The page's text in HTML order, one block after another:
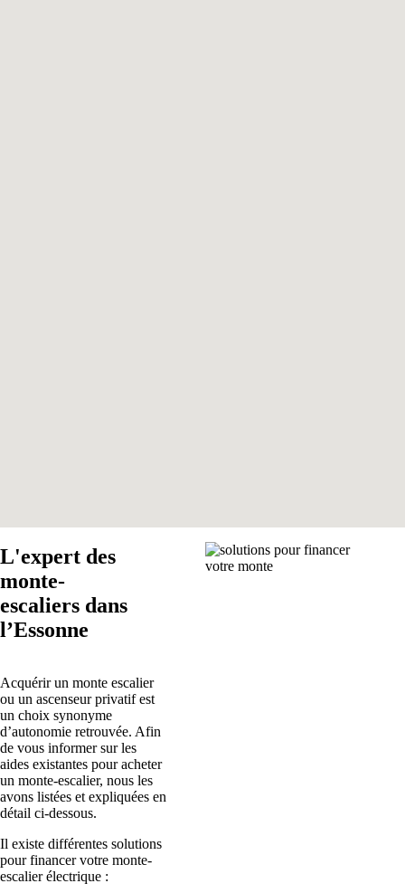
L'expert des
monte-
escaliers dans
l’Essonne
Acquérir un monte escalier
ou un ascenseur privatif est
un choix synonyme
d’autonomie retrouvée. Afin
de vous informer sur les
aides existantes pour acheter
un monte-escalier, nous les
avons listées et expliquées en
détail ci-dessous.
Il existe différentes solutions
pour financer votre monte-
escalier électrique :